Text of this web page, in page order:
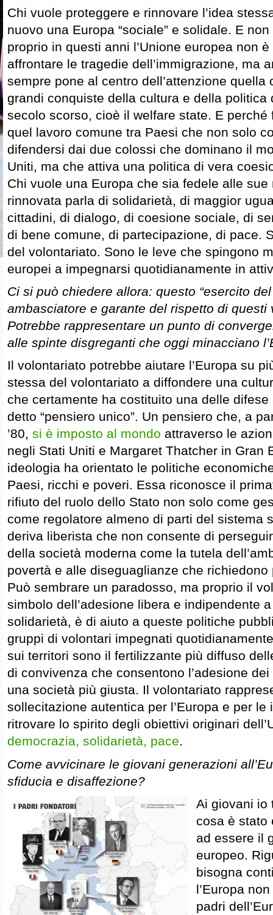
Chi vuole proteggere e rinnovare l’idea
nuovo una Europa “sociale” e solidale. E
proprio in questi anni l’Unione europea non
affrontare le tragedie dell’immigrazione, ma
sempre pone al centro dell’attenzione quella
grandi conquiste della cultura e della politica
secolo scorso, cioè il welfare state. E perché
quel lavoro comune tra Paesi che non solo
difendersi dai due colossi che dominano il
Uniti, ma che attiva una politica di vera
Chi vuole una Europa che sia fedele alle
rinnovata parla di solidarietà, di maggior
cittadini, di dialogo, di coesione sociale, di
di bene comune, di partecipazione, di pace.
del volontariato. Sono le leve che spingono
europei a impegnarsi quotidianamente in
Ci si può chiedere allora: questo “esercito
ambasciatore e garante del rispetto di questi
Potrebbe rappresentare un punto di
alle spinte disgreganti che oggi minacciano
Il volontariato potrebbe aiutare l’Europa su
stessa del volontariato a diffondere una
che certamente ha costituito una delle
detto “pensiero unico”. Un pensiero che, a
’80, si è imposto al mondo attraverso le
negli Stati Uniti e Margaret Thatcher in Gran
ideologia ha orientato le politiche
Paesi, ricchi e poveri. Essa riconosce il
rifiuto del ruolo dello Stato non solo come
come regolatore almeno di parti del sistema
deriva liberista che non consente di
della società moderna come la tutela
povertà e alle diseguaglianze che
Può sembrare un paradosso, ma proprio il
simbolo dell’adesione libera e indipendente
solidarietà, è di aiuto a queste politiche
gruppi di volontari impegnati
sui territori sono il fertilizzante più diffuso
di convivenza che consentono l’adesione dei
una società più giusta. Il volontariato
sollecitazione autentica per l’Europa e per
ritrovare lo spirito degli obiettivi originari
democrazia, solidarietà, pace.
Come avvicinare le giovani generazioni
sfiducia e disaffezione?
Ai giovani io
cosa è stato
ad essere il
europeo.
bisogna
l’Europa
padri